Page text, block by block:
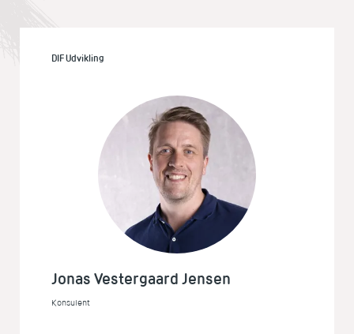
DIF Udvikling
Jonas Vestergaard Jensen
Konsulent